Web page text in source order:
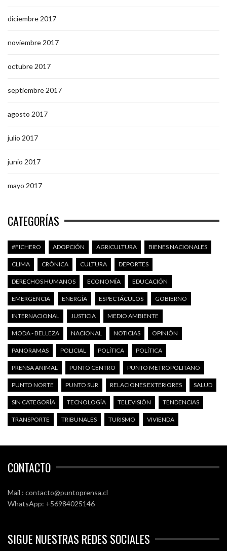
diciembre 2017
noviembre 2017
octubre 2017
septiembre 2017
agosto 2017
julio 2017
junio 2017
mayo 2017
CATEGORÍAS
#FICHERO ADOPCIÓN AGRICULTURA BIENES NACIONALES
CLIMA CRÓNICA CULTURA DEPORTES
DERECHOS HUMANOS ECONOMÍA EDUCACIÓN
EMERGENCIA ENERGÍA ESPECTÁCULOS GOBIERNO
INTERNACIONAL JUSTICIA MEDIO AMBIENTE
MODA - BELLEZA NACIONAL NOTICIAS OPINIÓN
PANORAMAS POLICIAL POLÍTICA POLÍTICA
PRENSA ANIMAL PUNTO CENTRO PUNTO METROPOLITANO
PUNTO NORTE PUNTO SUR RELACIONES EXTERIORES SALUD
SIN CATEGORÍA TECNOLOGÍA TELEVISIÓN TENDENCIAS
TRANSPORTE TRIBUNALES TURISMO VIVIENDA
CONTACTO
Mail : contacto@puntoprensa.cl
WhatsApp: +56984025146
SIGUE NUESTRAS REDES SOCIALES